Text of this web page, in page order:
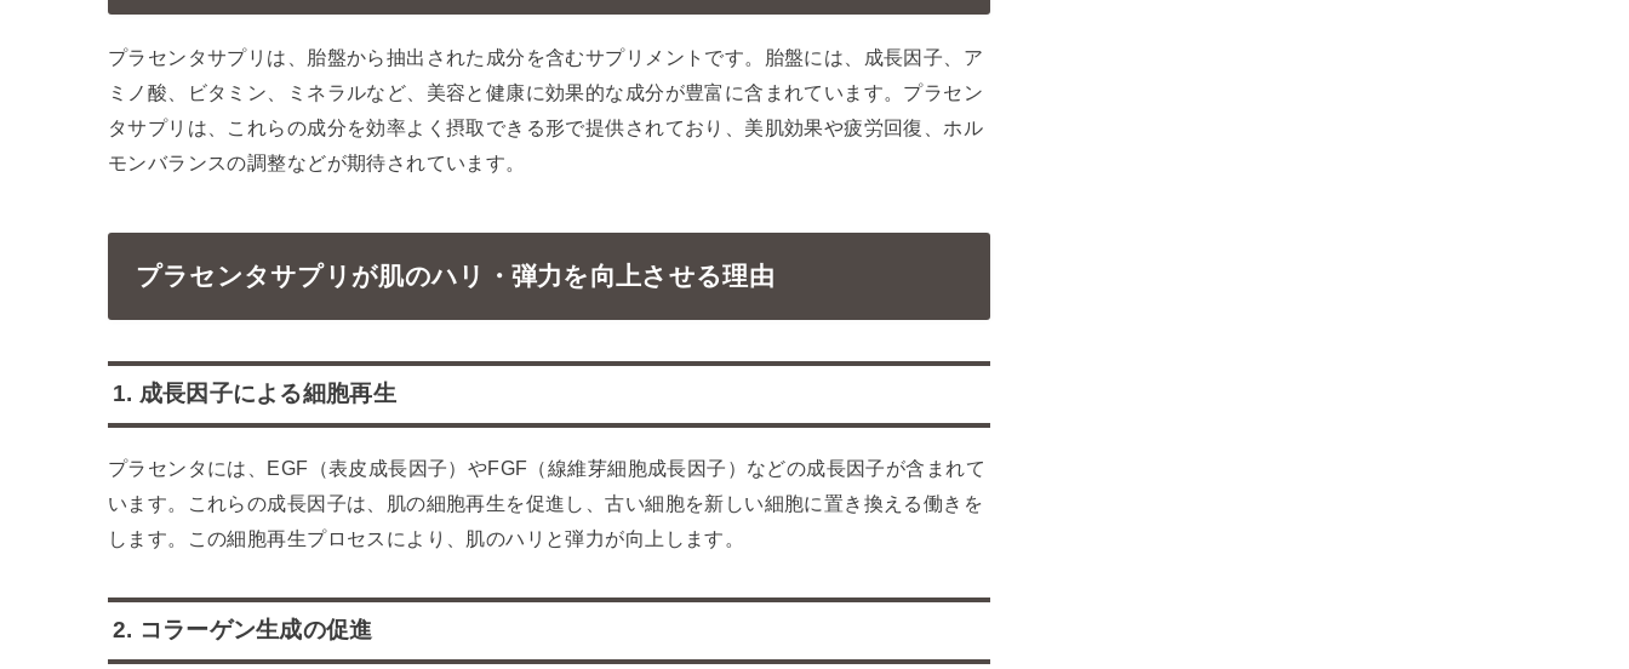
プラセンタサプリは、胎盤から抽出された成分を含むサプリメントです。胎盤には、成長因子、ア
ミノ酸、ビタミン、ミネラルなど、美容と健康に効果的な成分が豊富に含まれています。プラセン
タサプリは、これらの成分を効率よく摂取できる形で提供されており、美肌効果や疲労回復、ホル
モンバランスの調整などが期待されています。
プラセンタサプリが肌のハリ・弾力を向上させる理由
1. 成長因子による細胞再生
プラセンタには、EGF（表皮成長因子）やFGF（線維芽細胞成長因子）などの成長因子が含まれて
います。これらの成長因子は、肌の細胞再生を促進し、古い細胞を新しい細胞に置き換える働きを
します。この細胞再生プロセスにより、肌のハリと弾力が向上します。
2. コラーゲン生成の促進